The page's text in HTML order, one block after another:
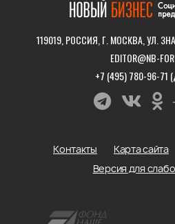
119019, РОССИЯ, Г. МОСКВА, УЛ.
EDITOR@NB-
+7 (495) 780-96-71
Контакты Карта сайта
Версия для